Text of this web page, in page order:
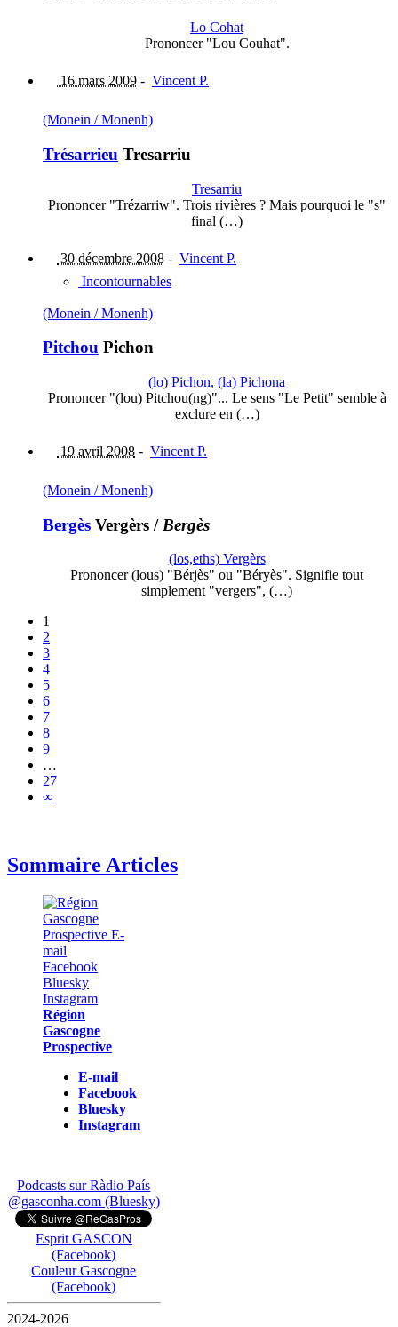
Lo Cohat
Prononcer "Lou Couhat".
16 mars 2009 - Vincent P.
(Monein / Monenh)
Trésarrieu Tresarriu
Tresarriu
Prononcer "Trézarriw". Trois rivières ? Mais pourquoi le "s"
final (…)
30 décembre 2008 - Vincent P.
Incontournables
(Monein / Monenh)
Pitchou Pichon
(lo) Pichon, (la) Pichona
Prononcer "(lou) Pitchou(ng)"... Le sens "Le Petit" semble à
exclure en (…)
19 avril 2008 - Vincent P.
(Monein / Monenh)
Bergès Vergèrs / Bergès
(los,eths) Vergèrs
Prononcer (lous) "Bérjès" ou "Béryès". Signifie tout
simplement "vergers", (…)
1
2
3
4
5
6
7
8
9
…
27
∞
Sommaire Articles
Région
Gascogne
Prospective
E-mail
Facebook
Bluesky
Instagram
Podcasts sur Ràdio País
@gasconha.com (Bluesky)
Esprit GASCON
(Facebook)
Couleur Gascogne
(Facebook)
2024-2026